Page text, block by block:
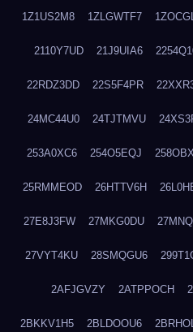
1Z1US2M8 1ZLGWTF7
2110Y7UD 21J9UIA6
22RDZ3DD 22S5F4PR
24MC44U0 24TJTMVU
253A0XC6 254O5EQJ
25RMMEOD 26HTTV6H
27E8J3FW 27MKG0DU
27VYT4KU 28SMQGU6
2AFJGVZY 2ATPPOCH
2BKKV1H5 2BLDOOU6